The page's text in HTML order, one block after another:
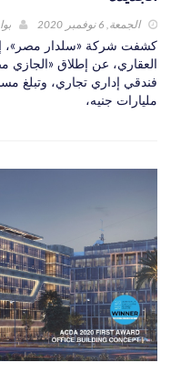
الجمعة, 6 نوفمبر 2020
كشفت شركة «سلدار مصر»،
العقاري، عن إطلاق «الجازي
مليارات جنيه،